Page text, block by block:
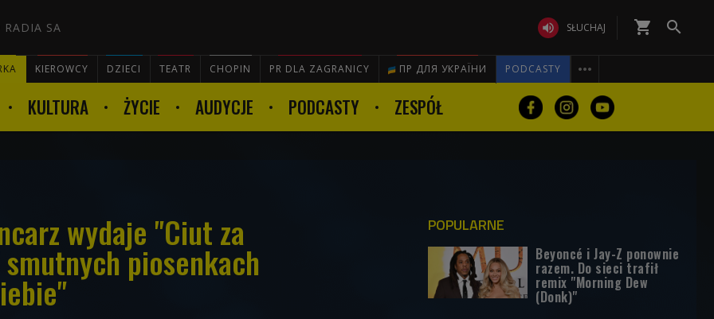
RADIA SA  SŁUCHAJ shopping_cart 
KIEROWCY DZIECI TEATR CHOPIN PR DLA ZAGRANICY ПР ДЛЯ УКРАЇНИ PODCASTY 

KULTURA ŻYCIE AUDYCJE PODCASTY ZESPÓŁ
wydaje "Ciut za
piosenkach
POPULARNE
Beyoncé i Jay-Z ponownie
razem. Do sieci trafił
remix "Morning Dew
(Donk)"